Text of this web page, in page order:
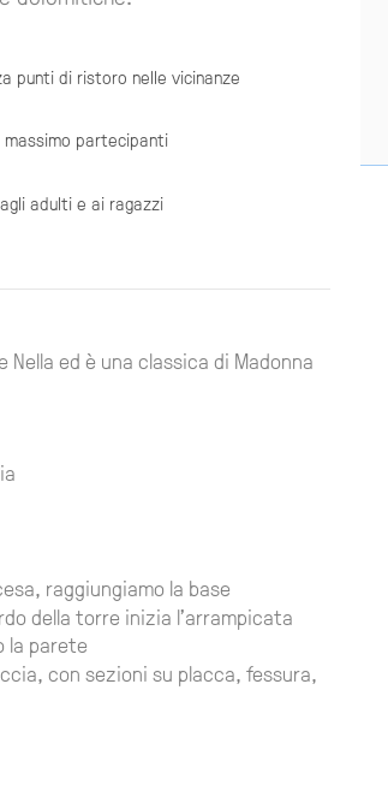
punti di ristoro nelle vicinanze
massimo partecipanti
adulti e ai ragazzi
ed è una classica di Madonna
raggiungiamo la base
della torre inizia l'arrampicata
la parete
con sezioni su placca, fessura,